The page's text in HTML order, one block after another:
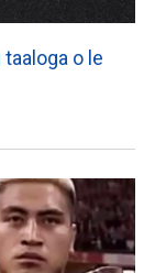
o le